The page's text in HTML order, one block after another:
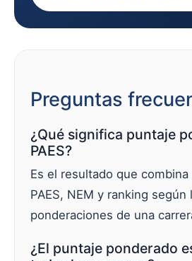
Preguntas
¿Qué significa puntaje
PAES?
Es el resultado que
PAES, NEM y ranking según
ponderaciones de una
¿El puntaje ponderado